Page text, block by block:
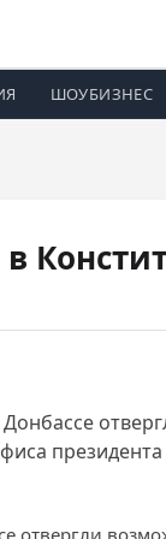
ШОУБИЗНЕС
в
отвергли